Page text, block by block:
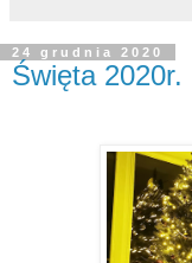
24 grudnia 2020
Święta 2020r.